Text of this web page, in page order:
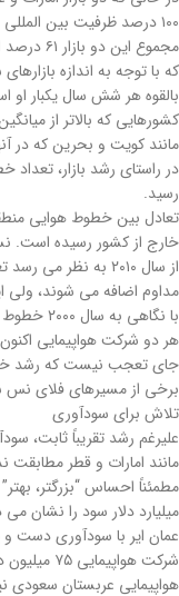
۱۰۰ درصد ظرفیت بین المللی است.
مجموع
بالقوه هر شش سال یکبار او
کشورهایی که بالاتر از
مانند کویت و بحرین که در
رسید.
خارج از کشور رسیده است. نسبت فعلی ۴.۷:۱ نسبت به سال ۲۰۰۰ با نسبت ۷.۴:۱ مطلوب است. با فعالیت بیشتر خطوط هوایی محلی، اشتغال و
مداوم اضافه می شوند، ولی
هر دو شرکت هواپیمایی
برخی از مسیرهای فلای
تلاش برای سودآوری
علیرغم رشد تقریباً ثابت،
مانند امارات و قطر مطابقت
میلیارد دلار سود را نشان
شرکت هواپیمایی ۷۵ میلیون دلار برای خرید یک اسلات در فرودگاه هیترو لندن ازایرفرانس/ک.ال.ام پرداخت. این عدد هنوز رکورد دار فروش اسلات است.